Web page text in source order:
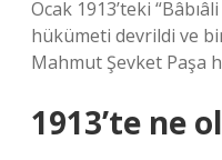
Ocak 1913’teki
hükümeti devrildi ve
Mahmut Şevket Paşa
1913’te ne